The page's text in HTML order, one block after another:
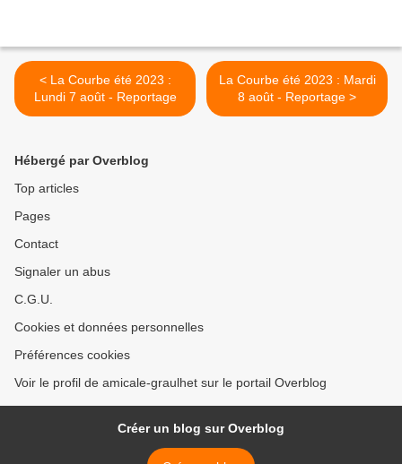
< La Courbe été 2023 :
Lundi 7 août - Reportage
La Courbe été 2023 : Mardi
8 août - Reportage >
Hébergé par Overblog
Top articles
Pages
Contact
Signaler un abus
C.G.U.
Cookies et données personnelles
Préférences cookies
Voir le profil de amicale-graulhet sur le portail Overblog
Créer un blog sur Overblog